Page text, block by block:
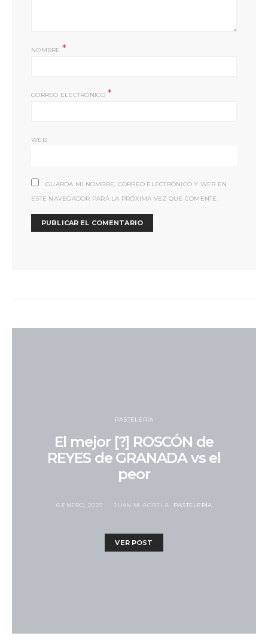
NOMBRE *
CORREO ELECTRÓNICO *
WEB
GUARDA MI NOMBRE, CORREO ELECTRÓNICO Y WEB EN
ESTE NAVEGADOR PARA LA PRÓXIMA VEZ QUE COMENTE.
PASTELERÍA
El mejor [?] ROSCÓN de
REYES de GRANADA vs el
peor
6 ENERO, 2023 JUAN M. AGRELA PASTELERÍA
VER POST